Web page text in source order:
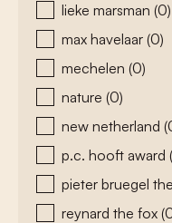
lieke marsman (0)
max havelaar (0)
mechelen (0)
nature (0)
new netherland
p.c. hooft award
pieter bruegel
reynard the fox